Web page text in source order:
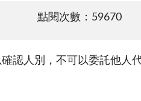
點閱次數：59670
認人別，不可以委託他人代